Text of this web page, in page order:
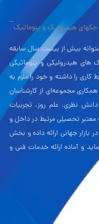
جکهای هیدرولیک و پنوماتیک
بیش از بیست سال سابقه
های هیدرولیکی و پنوماتیکی
را داشته و خود را ملزم به
مجموعه‌ای از کارشناسان
نظری، علم روز، تجربیات
معتبر تحصیلی مرتبط در داخل و
بازار جهانی ارائه داده و بخش
و آماده ارائه خدمات فنی و